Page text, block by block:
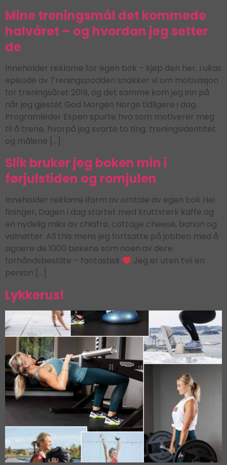
Mine treningsmål det kommede
halvåret – og hvordan jeg setter
de
Inneholder reklame for egen bok – kjøp den her. I ukas
episode av Treningspodden snakker vi om motivasjon
for treningsåret 2019, og det samme kom jeg inn på
når jeg gjestet God Morgen Norge tidligere i dag.
Programleder Espen spurte hva som motiverer meg
til å trene, hvorpå jeg svarte to ting; treningsidentitet
og målene […]
Slik bruker jeg boken min i
førjulstiden og romjulen
Inneholder reklame iform av omtale av egen bok Hei
fininger, Dagen i dag startet med kruttsterk kaffe og
en nydelig miks av chiafrø, cottage cheese, banan og
valnøtter. All this mens jeg fortsatte på jobben med å
signere de 1000 bøkene som noen av dere
forhåndsbestilte – fantastisk
Jeg er uten tvil en
person […]
Lykkerus!